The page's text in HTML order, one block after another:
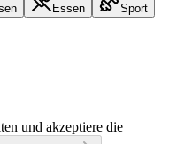
Essen Sport
und akzeptiere die